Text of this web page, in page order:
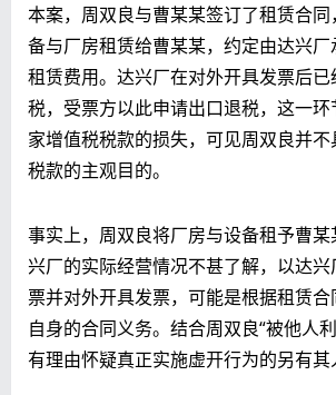
本案，周双良与曹某某签订了租赁合
备与厂房租赁给曹某某，约定由达兴
租赁费用。达兴厂在对外开具发票后
税，受票方以此申请出口退税，这一
家增值税税款的损失，可见周双良并
税款的主观目的。
事实上，周双良将厂房与设备租予曹
兴厂的实际经营情况不甚了解，以达
票并对外开具发票，可能是根据租赁
自身的合同义务。结合周双良“被他人
有理由怀疑真正实施虚开行为的另有其